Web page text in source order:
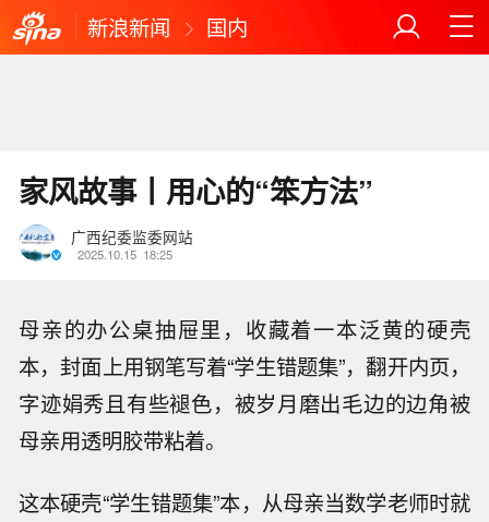
新浪新闻 国内
家风故事丨用心的“笨方法”
广西纪委监委网站
2025.10.15 18:25
母亲的办公桌抽屉里，收藏着一本泛黄的硬壳
本，封面上用钢笔写着“学生错题集”，翻开内页，
字迹娟秀且有些褪色，被岁月磨出毛边的边角被
母亲用透明胶带粘着。
这本硬壳“学生错题集”本，从母亲当数学老师时就